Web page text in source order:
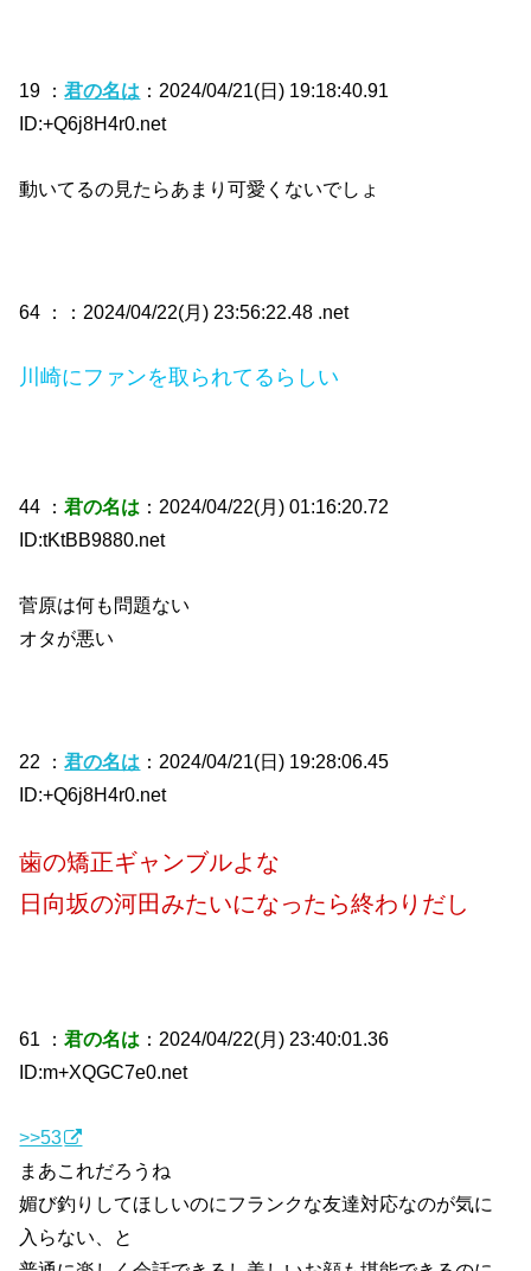
19 ：君の名は ：2024/04/21(日) 19:18:40.91
ID:+Q6j8H4r0.net
動いてるの見たらあまり可愛くないでしょ
64 ： ：2024/04/22(月) 23:56:22.48 .net
川崎にファンを取られてるらしい
44 ：君の名は ：2024/04/22(月) 01:16:20.72
ID:tKtBB9880.net
菅原は何も問題ない
オタが悪い
22 ：君の名は ：2024/04/21(日) 19:28:06.45
ID:+Q6j8H4r0.net
歯の矯正ギャンブルよな
日向坂の河田みたいになったら終わりだし
61 ：君の名は ：2024/04/22(月) 23:40:01.36
ID:m+XQGC7e0.net
>>53
まあこれだろうね
媚び釣りしてほしいのにフランクな友達対応なのが気に
入らない、と